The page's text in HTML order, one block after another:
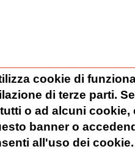
cookie di
di terze parti.
o ad alcuni
banner o
all'uso dei cookie.